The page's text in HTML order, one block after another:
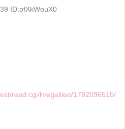
ID:ofXkWouX0
read.cgi/livegalileo/1782096515/